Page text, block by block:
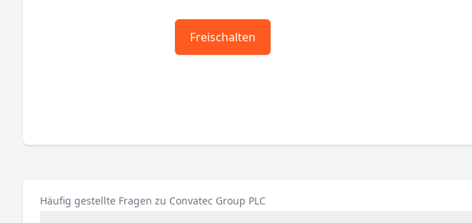
Freischalten
Häufig gestellte Fragen zu Convatec Group PLC